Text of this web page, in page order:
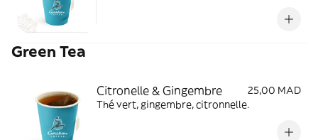
Green Tea
Citronelle & Gingembre
25,00 MAD
Thé vert, gingembre, citronnelle.